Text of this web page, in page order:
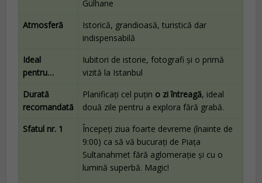
Gülhane
Atmosferă
Istorică, grandioasă, turistică dar
indispensabilă
Ideal
pentru…
Iubitori de istorie, fotografi și o primă
vizită la Istanbul
Durată
recomandată
Planificați cel puțin o zi întreagă, ideal
două zile pentru a explora fără grabă.
Sfatul nr. 1
Începeți ziua foarte devreme (înainte de
9:00) ca să vă bucurați de Piața
Sultanahmet fără aglomerație și cu o
lumină superbă. Magic!